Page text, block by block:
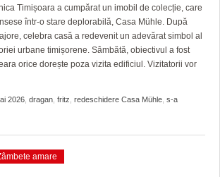
DOMNULUI
TERASĂ
KIERKEGAARD
FILMTimișoara a cumpărat un imobil de colecție, care
într-o stare deplorabilă, Casa Mühle. După
celebra casă a redevenit un adevărat simbol al
urbane timișorene. Sâmbătă, obiectivul a fost
orice dorește poza vizita edificiul. Vizitatorii vor
2026 dragan fritz redeschidere Casa Mühle s-a
amare